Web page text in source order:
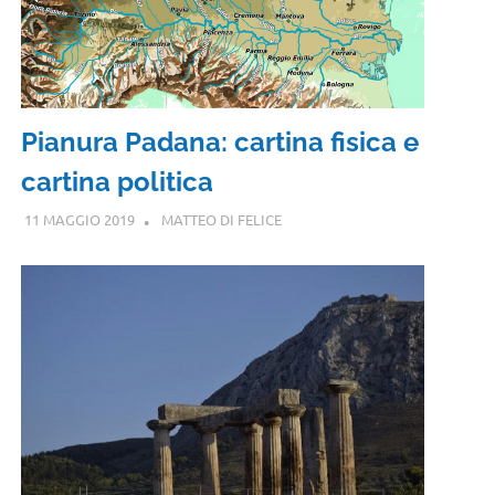
Pianura Padana: cartina fisica e
cartina politica
11 MAGGIO 2019 MATTEO DI FELICE